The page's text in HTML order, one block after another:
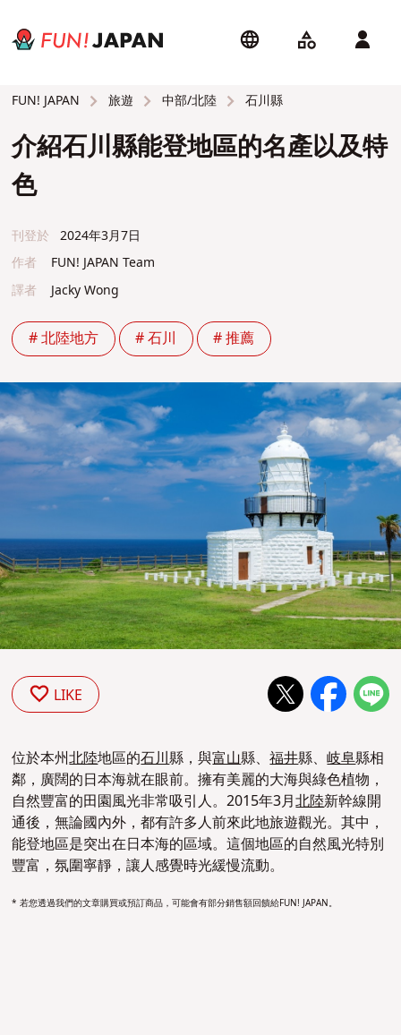
FUN! JAPAN 旅遊 中部/北陸 石川縣
介紹石川縣能登地區的名產以及特
色
刊登於
2024年3月7日
作者
FUN! JAPAN Team
譯者
Jacky Wong
# 北陸地方 # 石川 # 推薦
LIKE
位於本州北陸地區的石川縣，與富山縣、福井縣、岐阜縣相
鄰，廣闊的日本海就在眼前。擁有美麗的大海與綠色植物，
自然豐富的田園風光非常吸引人。2015年3月北陸新幹線開
通後，無論國內外，都有許多人前來此地旅遊觀光。其中，
能登地區是突出在日本海的區域。這個地區的自然風光特別
豐富，氛圍寧靜，讓人感覺時光緩慢流動。
* 若您透過我們的文章購買或預訂商品，可能會有部分銷售額回饋給FUN! JAPAN。